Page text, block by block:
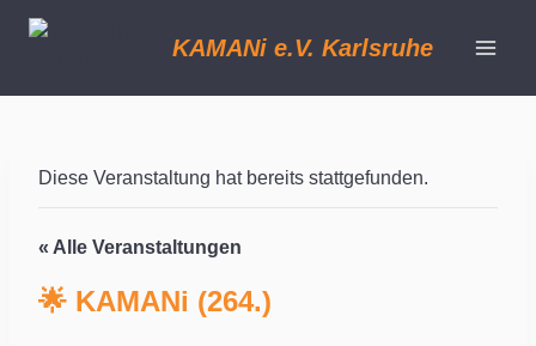
Zum
Inhalt
KAMANi e.V. Karlsruhe
Diese Veranstaltung hat bereits stattgefunden.
« Alle Veranstaltungen
🌟 KAMANi (264.)